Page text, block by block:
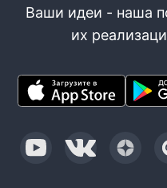
Ваши идеи - наша
их